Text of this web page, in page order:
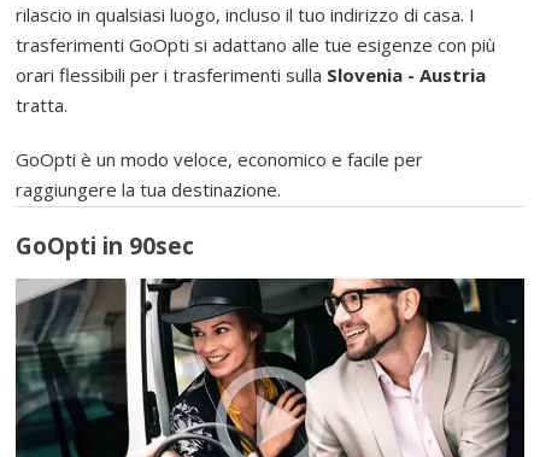
rilascio in qualsiasi luogo, incluso il tuo indirizzo di casa. I
trasferimenti GoOpti si adattano alle tue esigenze con più
orari flessibili per i trasferimenti sulla Slovenia - Austria
tratta.
GoOpti è un modo veloce, economico e facile per
raggiungere la tua destinazione.
GoOpti in 90sec